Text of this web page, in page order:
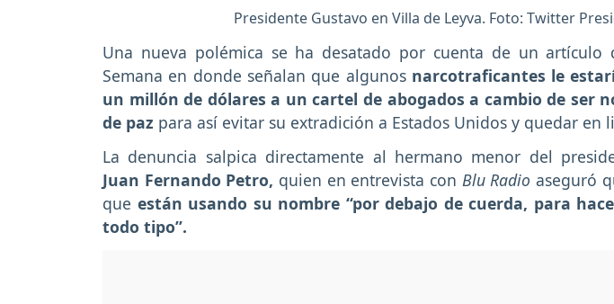
Presidente Gustavo en Villa de Leyva. Foto: Twitter
Una nueva polémica se ha desatado por cuenta de un artículo
Semana en donde señalan que algunos narcotraficantes le
un millón de dólares a un cartel de abogados a cambio de ser
de paz para así evitar su extradición a Estados Unidos y quedar en
La denuncia salpica directamente al hermano menor del
Juan Fernando Petro, quien en entrevista con Blu Radio aseguró
que están usando su nombre “por debajo de cuerda, para
todo tipo”.